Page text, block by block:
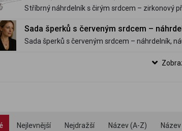
Stříbrný náhrdelník s čirým srdcem – zirkonový
Sada šperků s červeným srdcem –
Sada šperků s červeným srdcem – náhrdelník,
Nejlevnější Nejdražší Název (A-Z)